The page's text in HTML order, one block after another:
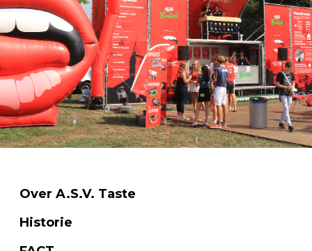
Over A.S.V. Taste
Historie